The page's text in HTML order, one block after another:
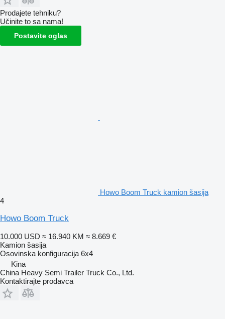
Prodajete tehniku?
Učinite to sa nama!
Postavite oglas
Howo Boom Truck kamion šasija
4
Howo Boom Truck
10.000 USD ≈ 16.940 KM ≈ 8.669 €
Kamion šasija
Osovinska konfiguracija 6x4
Kina
China Heavy Semi Trailer Truck Co., Ltd.
Kontaktirajte prodavca